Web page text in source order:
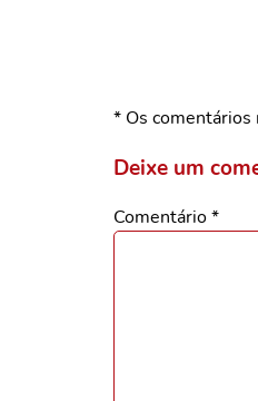
* Os comentários
Deixe um
Comentário*